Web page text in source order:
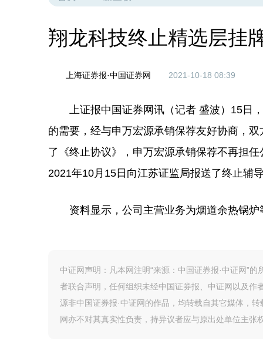
翔龙科技终止精选层挂
上海证券报·中国证券网 2021-10-18 08:39
上证报中国证券网讯（记者 盛波）15日，
的需要，经与申万宏源承销保荐友好协商，
了《终止协议》，申万宏源承销保荐不再担
2021年10月15日向江苏证监局报送了终止辅
资料显示，公司主营业务为烟道余热锅炉
中证网声明：凡本网注明“来源：中国证券报·中证网”
者联合声明，任何组织未经中国证券报、中证网以及
源非中国证券报·中证网的作品，均转载自其它媒体，
网亦不对其真实性负责，持异议者应与原出处单位主张